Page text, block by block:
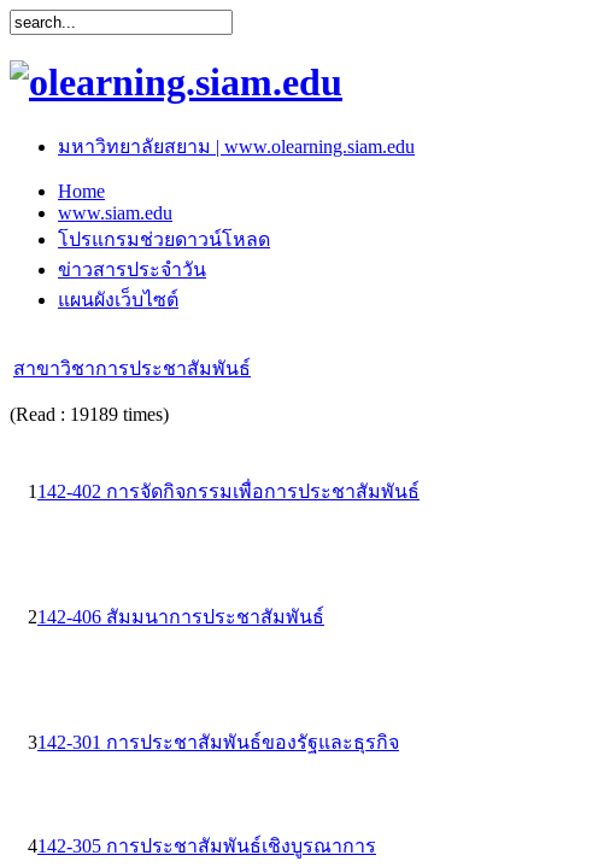
มหาวิทยาลัยสยาม | www.olearning.siam.edu
Home
www.siam.edu
โปรแกรมช่วยดาวน์โหลด
ข่าวสารประจำวัน
แผนผังเว็บไซต์
สาขาวิชาการประชาสัมพันธ์
(Read : 19189 times)
1 142-402 การจัดกิจกรรมเพื่อการประชาสัมพันธ์
2142-406 สัมมนาการประชาสัมพันธ์
3142-301 การประชาสัมพันธ์ของรัฐและธุรกิจ
4142-305 การประชาสัมพันธ์เชิงบูรณาการ